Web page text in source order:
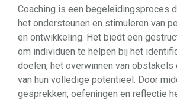
Coaching is een begeleidingsproces
het ondersteunen en stimuleren van
en ontwikkeling. Het biedt een
om individuen te helpen bij het
doelen, het overwinnen van obstakels
van hun volledige potentieel. Door
gesprekken, oefeningen en reflectie